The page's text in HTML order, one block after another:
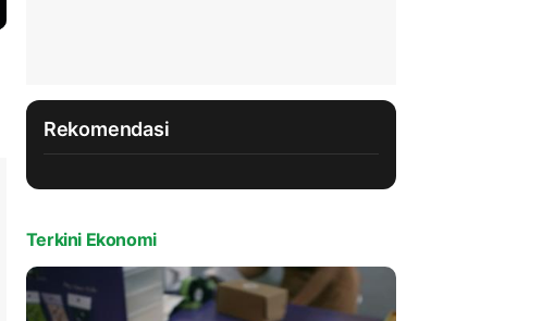
Rekomendasi
Terkini Ekonomi